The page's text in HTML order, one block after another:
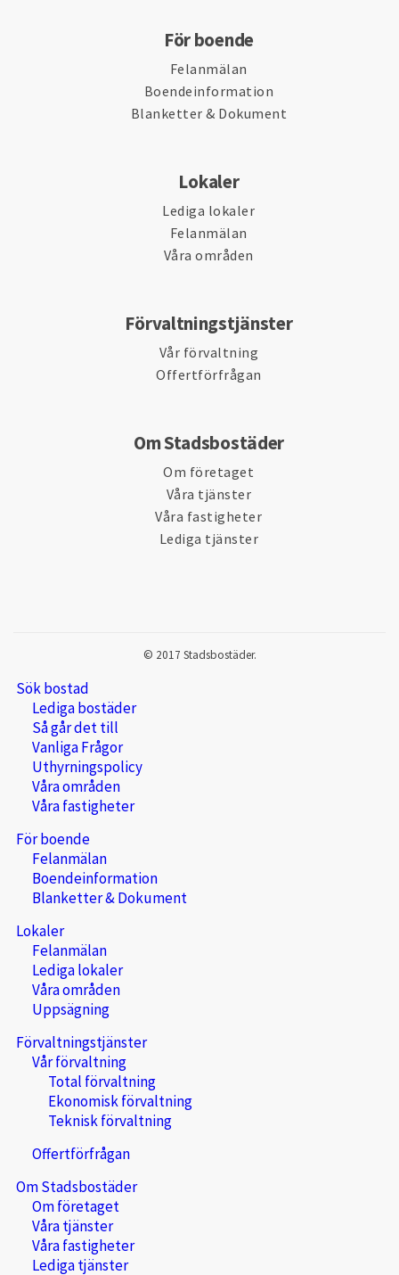
För boende
Felanmälan
Boendeinformation
Blanketter & Dokument
Lokaler
Lediga lokaler
Felanmälan
Våra områden
Förvaltningstjänster
Vår förvaltning
Offertförfrågan
Om Stadsbostäder
Om företaget
Våra tjänster
Våra fastigheter
Lediga tjänster
© 2017 Stadsbostäder.
Sök bostad
Lediga bostäder
Så går det till
Vanliga Frågor
Uthyrningspolicy
Våra områden
Våra fastigheter
För boende
Felanmälan
Boendeinformation
Blanketter & Dokument
Lokaler
Felanmälan
Lediga lokaler
Våra områden
Uppsägning
Förvaltningstjänster
Vår förvaltning
Total förvaltning
Ekonomisk förvaltning
Teknisk förvaltning
Offertförfrågan
Om Stadsbostäder
Om företaget
Våra tjänster
Våra fastigheter
Lediga tjänster